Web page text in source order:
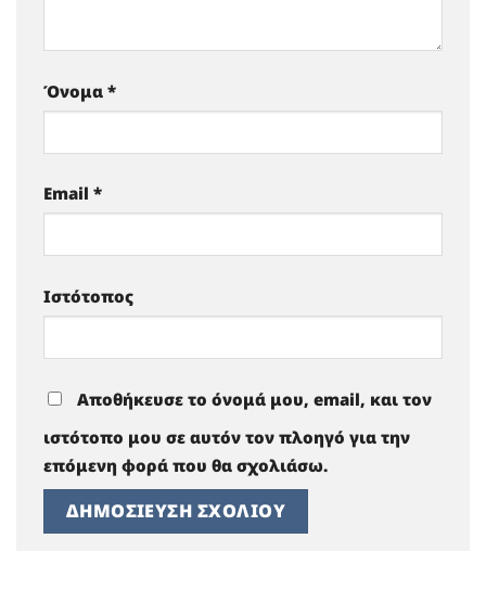
Όνομα *
Email *
Ιστότοπος
Αποθήκευσε το όνομά μου, email, και τον
ιστότοπο μου σε αυτόν τον πλοηγό για την
επόμενη φορά που θα σχολιάσω.